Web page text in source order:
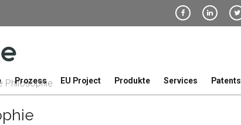
Prozess EU Project Produkte Services
Philosophie